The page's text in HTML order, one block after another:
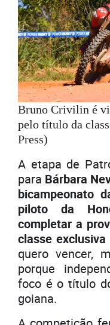
Bruno Crivilin é
pelo título da
Press)
A etapa de
para Bárbara
bicampeonato
piloto da
completar a
classe
quero vencer,
porque
foco é o título
goiana.